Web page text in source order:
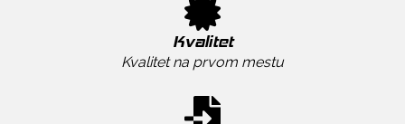
Kvalitet
Kvalitet na prvom mestu